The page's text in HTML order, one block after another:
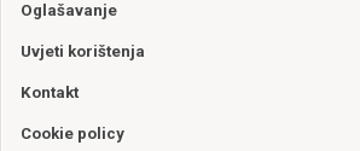
Oglašavanje
Uvjeti korištenja
Kontakt
Cookie policy